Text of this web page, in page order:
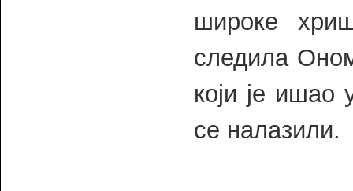
широке
следила
који је ишао
се налазили.